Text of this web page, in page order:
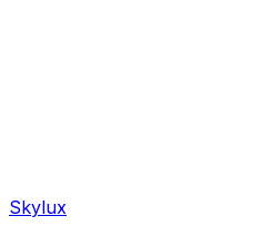
Skylux